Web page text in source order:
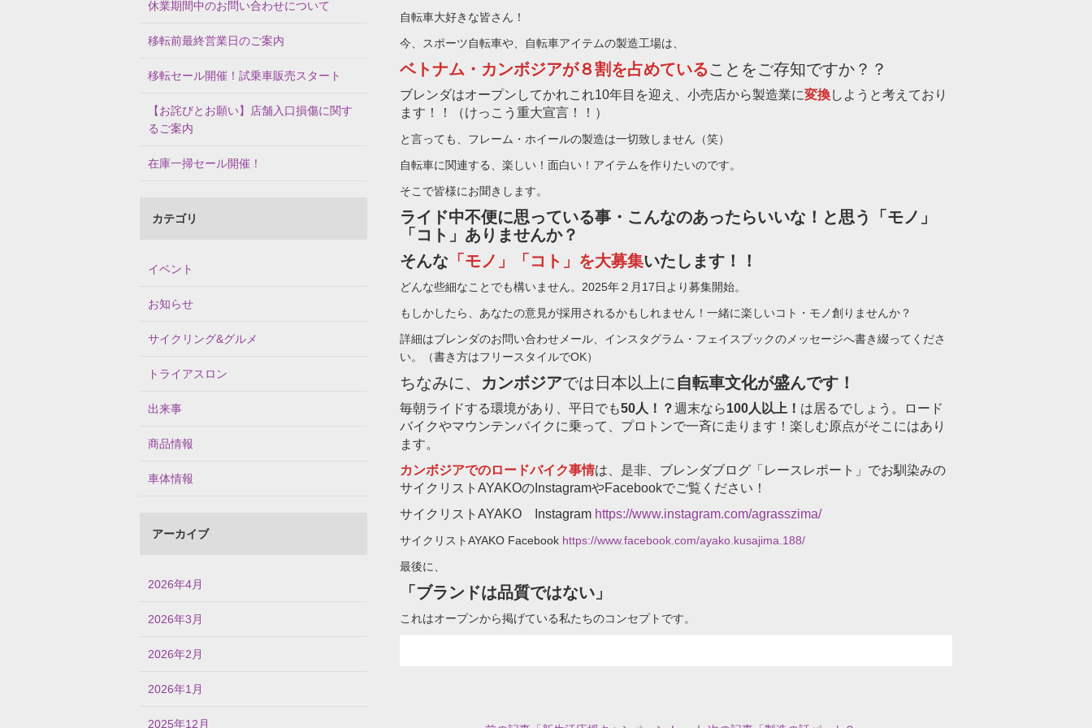
自転車大好きな皆さん！
今、スポーツ自転車や、自転車アイテムの製造工場は、
ベトナム・カンボジアが８割を占めていることをご存知ですか？？
ブレンダはオープンしてかれこれ10年目を迎え、小売店から製造業に変換しようと考えており
ます！！（けっこう重大宣言！！）
と言っても、フレーム・ホイールの製造は一切致しません（笑）
自転車に関連する、楽しい！面白い！アイテムを作りたいのです。
そこで皆様にお聞きします。
ライド中不便に思っている事・こんなのあったらいいな！と思う「モノ」
「コト」ありませんか？
そんな 「モノ」「コト」を大募集いたします！！
どんな些細なことでも構いません。2025年２月17日より募集開始。
もしかしたら、あなたの意見が採用されるかもしれません！一緒に楽しいコト・モノ創りませんか？
詳細はブレンダのお問い合わせメール、インスタグラム・フェイスブックのメッセージへ書き綴ってくださ
い。（書き方はフリースタイルでOK）
ちなみに、 カンボジアでは日本以上に自転車文化が盛んです！
毎朝ライドする環境があり、平日でも50人！？週末なら100人以上！ は居るでしょう。ロード
バイクやマウンテンバイクに乗って、プロトンで一斉に走ります！楽しむ原点がそこにはあり
ます。
カンボジアでのロードバイク事情は、是非、ブレンダブログ「レースレポート」でお馴染みの
サイクリストAYAKOのInstagramやFacebookでご覧ください！
サイクリストAYAKO Instagram https://www.instagram.com/agrasszima/
サイクリストAYAKO Facebook https://www.facebook.com/ayako.kusajima.188/
最後に、
「ブランドは品質ではない」
これはオープンから掲げている私たちのコンセプトです。
休業期間中のお問い合わせについて
移転前最終営業日のご案内
移転セール開催！試乗車販売スタート
【お詫びとお願い】店舗入口損傷に関す
るご案内
在庫一掃セール開催！
カテゴリ
イベント
お知らせ
サイクリング&グルメ
トライアスロン
出来事
商品情報
車体情報
アーカイブ
2026年4月
2026年3月
2026年2月
2026年1月
2025年12月